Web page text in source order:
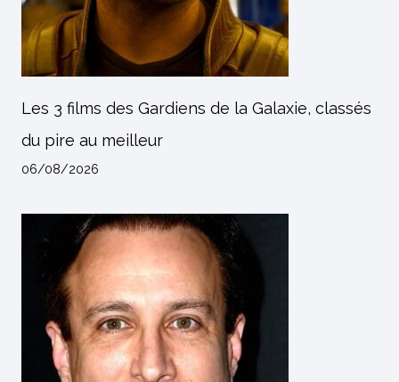
Les 3 films des Gardiens de la Galaxie, classés
du pire au meilleur
06/08/2026